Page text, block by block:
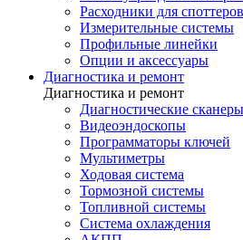
Расходники для споттеров
Измерительные системы
Профильные линейки
Опции и аксессуары
Диагностика и ремонт
Диагностика и ремонт
Диагностические сканеры
Видеоэндоскопы
Программаторы ключей
Мультиметры
Ходовая система
Тормозной системы
Топливной системы
Система охлаждения